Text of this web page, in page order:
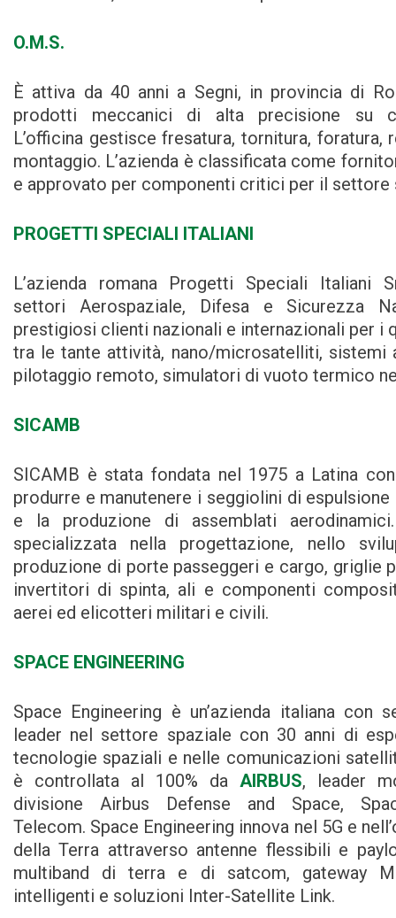
O.M.S.
È attiva da 40 anni a Segni, in provincia di
prodotti meccanici di alta precisione su
L’officina gestisce fresatura, tornitura, foratura,
montaggio. L’azienda è classificata come
e approvato per componenti critici per il settore
PROGETTI SPECIALI ITALIANI
L’azienda romana Progetti Speciali Italiani
settori Aerospaziale, Difesa e Sicurezza
prestigiosi clienti nazionali e internazionali per i
tra le tante attività, nano/microsatelliti, sistemi
pilotaggio remoto, simulatori di vuoto termico
SICAMB
SICAMB è stata fondata nel 1975 a Latina
produrre e manutenere i seggiolini di
e la produzione di assemblati
specializzata nella progettazione, nello
produzione di porte passeggeri e cargo, griglie
invertitori di spinta, ali e componenti
aerei ed elicotteri militari e civili.
SPACE ENGINEERING
Space Engineering è un’azienda italiana con
leader nel settore spaziale con 30 anni di
tecnologie spaziali e nelle comunicazioni
è controllata al 100% da AIRBUS, leader
divisione Airbus Defense and Space,
Telecom. Space Engineering innova nel 5G e
della Terra attraverso antenne flessibili e
multiband di terra e di satcom, gateway
intelligenti e soluzioni Inter-Satellite Link.